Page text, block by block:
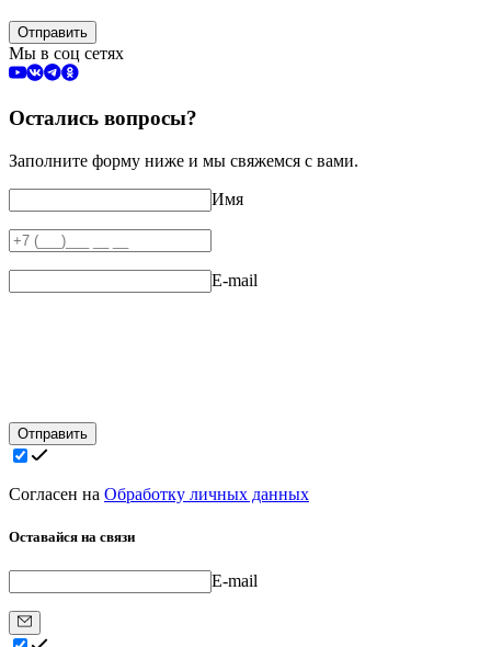
Отправить
Мы в соц сетях
Остались вопросы?
Заполните форму ниже и мы свяжемся с вами.
Имя
E-mail
Отправить
Согласен на Обработку личных данных
Оставайся на связи
E-mail